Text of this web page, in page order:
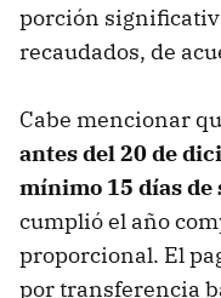
porción
recaudados, de
Cabe mencionar
antes del 20 de
mínimo 15 días de
cumplió el año
proporcional. El
por transferencia